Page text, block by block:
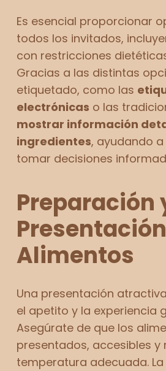
Es esencial proporcionar
todos los invitados,
con restricciones
Gracias a las distintas
etiquetado, como las
electrónicas o las
mostrar información
ingredientes, ayudando
tomar decisiones
Preparación
Alimentos
Una presentación
el apetito y la experiencia
Asegúrate de que los
presentados, accesibles y
temperatura adecuada. La